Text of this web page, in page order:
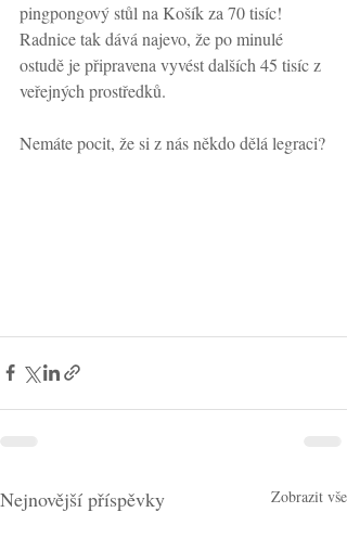
pingpongový stůl na Košík za 70 tisíc!
Radnice tak dává najevo, že po minulé
ostudě je připravena vyvést dalších 45 tisíc z
veřejných prostředků.
Nemáte pocit, že si z nás někdo dělá legraci?
Nejnovější příspěvky Zobrazit vše